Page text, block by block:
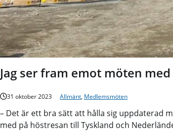
Jag ser fram emot möten
31 oktober 2023 Allmänt, Medlemsmöten
– Det är ett bra sätt att hålla sig uppdaterad
med på höstresan till Tyskland och